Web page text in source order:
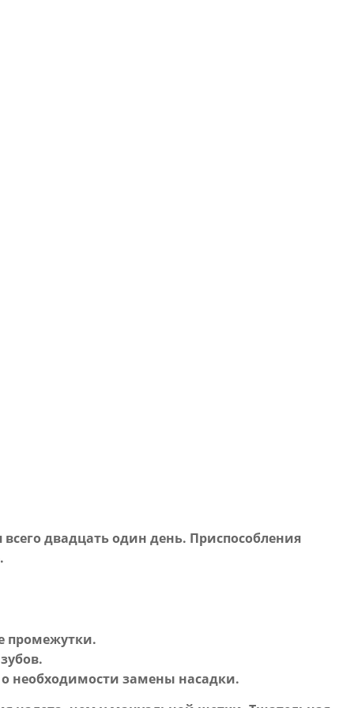
двадцать один день. Приспособления
промежутки.
о необходимости замены насадки.